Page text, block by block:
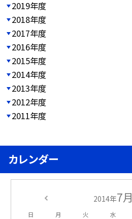
2019年度
2018年度
2017年度
2016年度
2015年度
2014年度
2013年度
2012年度
2011年度
カレンダー
2014年7月
日 月 火 水